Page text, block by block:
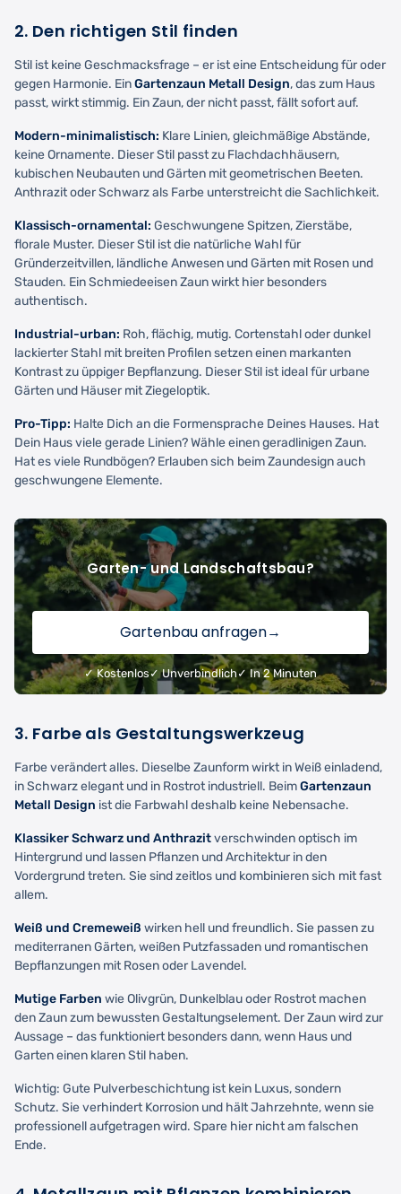
2. Den richtigen Stil finden
Stil ist keine Geschmacksfrage – er ist eine Entscheidung für oder
gegen Harmonie. EinGartenzaun Metall Design, das zum Haus
passt, wirkt stimmig. Ein Zaun, der nicht passt, fällt sofort auf.
Modern-minimalistisch: Klare Linien, gleichmäßige Abstände,
keine Ornamente. Dieser Stil passt zu Flachdachhäusern,
kubischen Neubauten und Gärten mit geometrischen Beeten.
Anthrazit oder Schwarz als Farbe unterstreicht die Sachlichkeit.
Klassisch-ornamental: Geschwungene Spitzen, Zierstäbe,
florale Muster. Dieser Stil ist die natürliche Wahl für
Gründerzeitvillen, ländliche Anwesen und Gärten mit Rosen und
Stauden. Ein Schmiedeeisen Zaun wirkt hier besonders
authentisch.
Industrial-urban: Roh, flächig, mutig. Cortenstahl oder dunkel
lackierter Stahl mit breiten Profilen setzen einen markanten
Kontrast zu üppiger Bepflanzung. Dieser Stil ist ideal für urbane
Gärten und Häuser mit Ziegeloptik.
Pro-Tipp: Halte Dich an die Formensprache Deines Hauses. Hat
Dein Haus viele gerade Linien? Wähle einen geradlinigen Zaun.
Hat es viele Rundbögen? Erlauben sich beim Zaundesign auch
geschwungene Elemente.
Garten- und Landschaftsbau?
Gartenbau anfragen→
✓ Kostenlos✓ Unverbindlich ✓ In 2 Minuten
3. Farbe als Gestaltungswerkzeug
Farbe verändert alles. Dieselbe Zaunform wirkt in Weiß einladend,
in Schwarz elegant und in Rostrot industriell. BeimGartenzaun
Metall Design ist die Farbwahl deshalb keine Nebensache.
Klassiker Schwarz und Anthrazitverschwinden optisch im
Hintergrund und lassen Pflanzen und Architektur in den
Vordergrund treten. Sie sind zeitlos und kombinieren sich mit fast
allem.
Weiß und Cremeweiß wirken hell und freundlich. Sie passen zu
mediterranen Gärten, weißen Putzfassaden und romantischen
Bepflanzungen mit Rosen oder Lavendel.
Mutige Farben wie Olivgrün, Dunkelblau oder Rostrot machen
den Zaun zum bewussten Gestaltungselement. Der Zaun wird zur
Aussage – das funktioniert besonders dann, wenn Haus und
Garten einen klaren Stil haben.
Wichtig: Gute Pulverbeschichtung ist kein Luxus, sondern
Schutz. Sie verhindert Korrosion und hält Jahrzehnte, wenn sie
professionell aufgetragen wird. Spare hier nicht am falschen
Ende.